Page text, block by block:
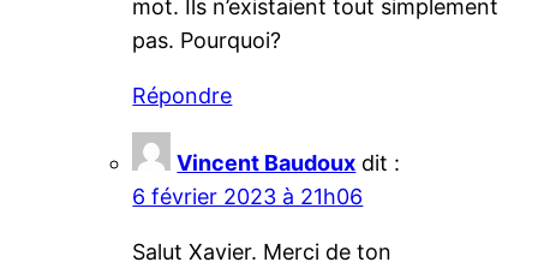
mot. Ils n’existaient tout simplement
pas. Pourquoi?
Répondre
Vincent Baudoux dit :
6 février 2023 à 21h06
Salut Xavier. Merci de ton